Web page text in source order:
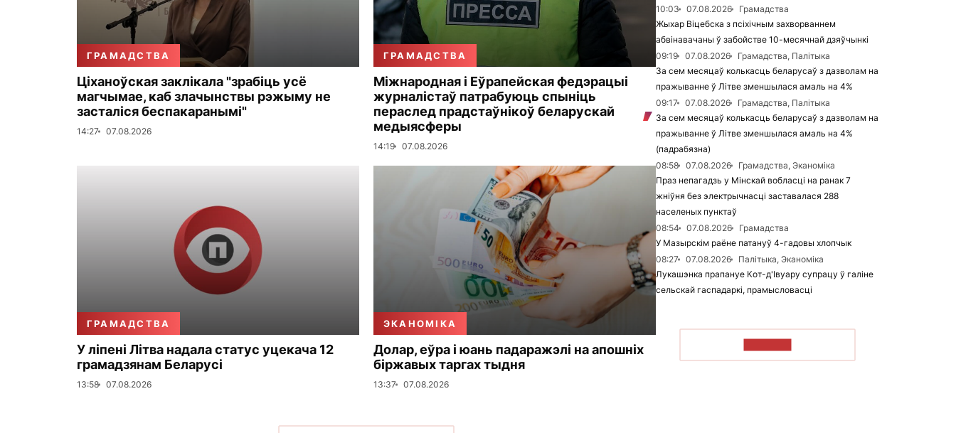
ГРАМАДСТВА
Ціханоўская заклікала "зрабіць усё
магчымае, каб злачынствы рэжыму не
засталіся беспакаранымі"
14:27 07.08.2026
ГРАМАДСТВА
Міжнародная і Еўрапейская федэрацыі
журналістаў патрабуюць спыніць
пераслед прадстаўнікоў беларускай
медыясферы
14:19 07.08.2026
ГРАМАДСТВА
У ліпені Літва надала статус уцекача 12
грамадзянам Беларусі
13:58 07.08.2026
ЭКАНОМІКА
Долар, еўра і юань падаражэлі на апошніх
біржавых таргах тыдня
13:37 07.08.2026
10:03
07.08.2026
Грамадства
Жыхар Віцебска з псіхічным захворваннем
абвінавачаны ў забойстве 10-месячнай дзяўчынкі
09:19
07.08.2026
Грамадства, Палітыка
За сем месяцаў колькасць беларусаў з дазволам на
пражыванне ў Літве зменшылася амаль на 4%
09:17
07.08.2026
Грамадства, Палітыка
За сем месяцаў колькасць беларусаў з дазволам на
пражыванне ў Літве зменшылася амаль на 4%
(падрабязна)
08:58
07.08.2026
Грамадства, Эканоміка
Праз непагадзь у Мінскай вобласці на ранак 7
жніўня без электрычнасці заставалася 288
населеных пунктаў
08:54
07.08.2026
Грамадства
У Мазырскім раёне патануў 4-гадовы хлопчык
08:27
07.08.2026
Палітыка, Эканоміка
Лукашэнка прапануе Кот-д'Івуару супрацу ў галіне
сельскай гаспадаркі, прамысловасці